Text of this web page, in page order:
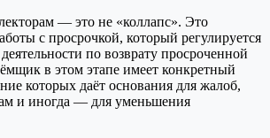
— это не «коллапс». Это
с просрочкой, который регулируется
по возврату просроченной
в этом этапе имеет конкретный
которых даёт основания для жалоб,
и иногда — для уменьшения